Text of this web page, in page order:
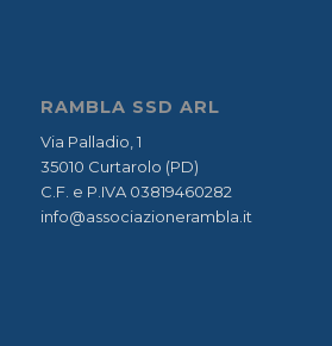
RAMBLA SSD ARL
Via Palladio, 1
35010 Curtarolo (PD)
C.F. e P.IVA 03819460282
info@associazionerambla.it